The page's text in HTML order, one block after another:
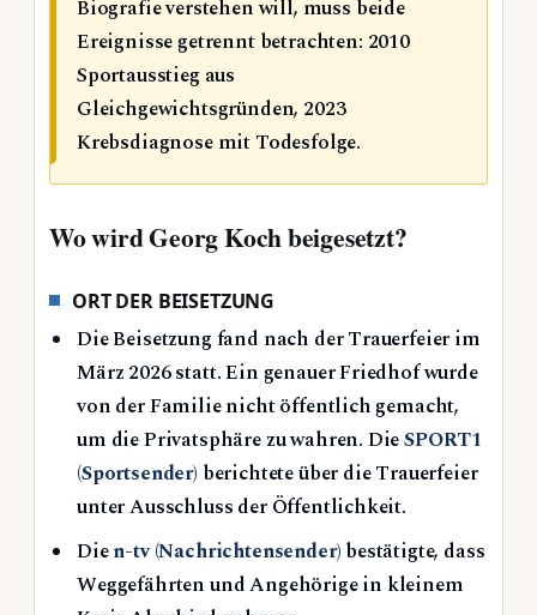
Biografie verstehen will, muss beide
Ereignisse getrennt betrachten: 2010
Sportausstieg aus
Gleichgewichtsgründen, 2023
Krebsdiagnose mit Todesfolge.
Wo wird Georg Koch beigesetzt?
ORT DER BEISETZUNG
Die Beisetzung fand nach der Trauerfeier im
März 2026 statt. Ein genauer Friedhof wurde
von der Familie nicht öffentlich gemacht,
um die Privatsphäre zu wahren. DieSPORT1
(Sportsender) berichtete über die Trauerfeier
unter Ausschluss der Öffentlichkeit.
Dien-tv (Nachrichtensender) bestätigte, dass
Weggefährten und Angehörige in kleinem